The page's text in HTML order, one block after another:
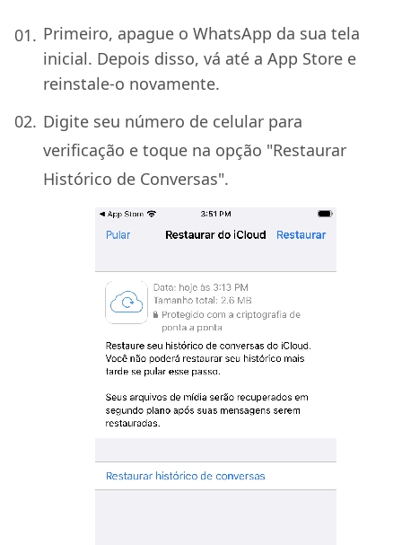
Primeiro, apague o WhatsApp da sua tela
inicial. Depois disso, vá até a App Store e
reinstale-o novamente.
Digite seu número de celular para
verificação e toque na opção "Restaurar
Histórico de Conversas".